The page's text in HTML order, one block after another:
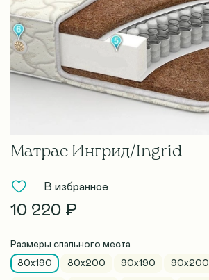
Матрас Ингрид/Ingrid
В избранное
10 220 ₽
Размеры спального места
80x190
80х200 90x190 90х200